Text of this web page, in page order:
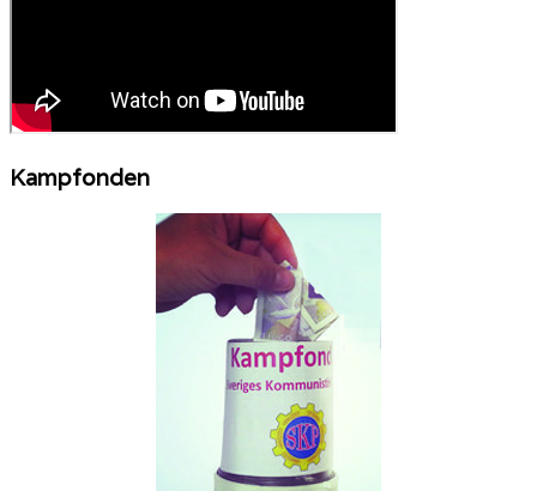
Kampfonden